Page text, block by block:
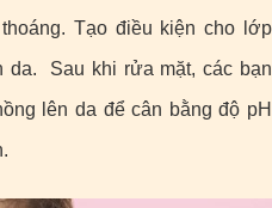
Tạo điều kiện cho lớp
da. Sau khi rửa mặt, các bạn
lên da để cân bằng độ pH